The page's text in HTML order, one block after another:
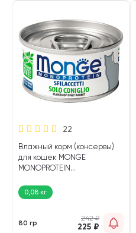
22
Влажный корм (консервы)
для кошек MONGE
MONOPROTEIN
кролик (80 гр)
0,08 кг
80 гр
242₽
225 ₽